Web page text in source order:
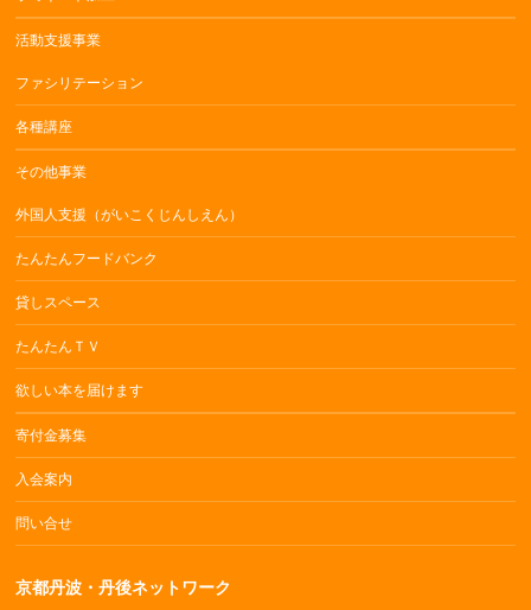
活動支援事業
ファシリテーション
各種講座
その他事業
外国人支援（がいこくじんしえん）
たんたんフードバンク
貸しスペース
たんたんＴＶ
欲しい本を届けます
寄付金募集
入会案内
問い合せ
京都丹波・丹後ネットワーク